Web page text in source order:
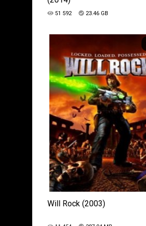
51 592 23.46 GB
Will Rock (2003)